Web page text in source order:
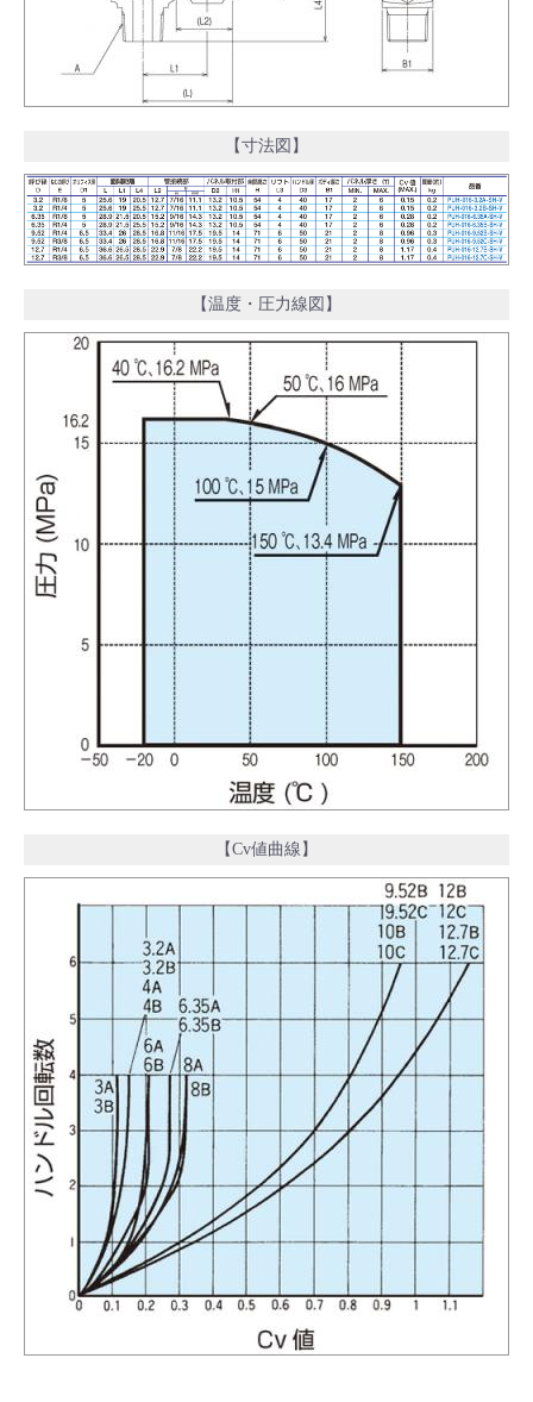
【寸法図】
【温度・圧力線図】
【Cv値曲線】